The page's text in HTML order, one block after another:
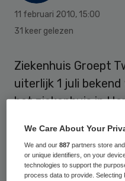
11 februari 2010, 15:00
31 keer gelezen
Ziekenhuis Groept
uiterlijk 1 juli
het ziekenhuis in
Schmidt, voorzitter
bestuur, op de site
We Care About Your
We and our887 partners store
or unique identifiers, on your
technologies to support the
process data to provide. Selecting